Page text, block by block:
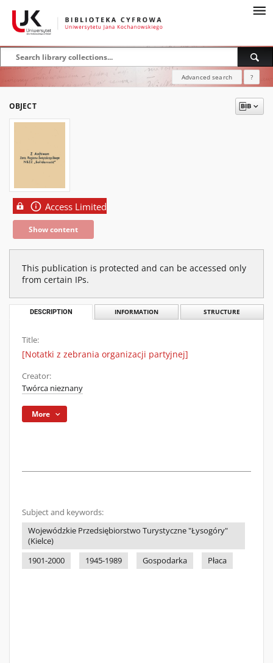
Advanced search ?
OBJECT
Access Limited
Show content
This publication is protected and can be accessed only
from certain IPs.
DESCRIPTION INFORMATION STRUCTURE
Title:
[Notatki z zebrania organizacji partyjnej]
Creator:
Twórca nieznany
More
Subject and keywords:
Wojewódzkie Przedsiębiorstwo Turystyczne "Łysogóry"
(Kielce)
1901-2000
1945-1989 Gospodarka Płaca